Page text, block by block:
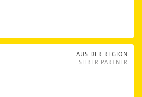
AUS DER REGION
SILBER PARTNER